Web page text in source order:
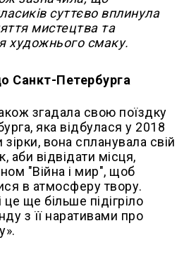
суттєво вплинула
мистецтва та
художнього смаку.
Санкт-Петербурга
згадала свою поїздку
яка відбулася у 2018
вона спланувала свій
аби відвідати місця,
"Війна і мир", щоб
в атмосферу твору.
це ще більше підігріло
з її наративами про